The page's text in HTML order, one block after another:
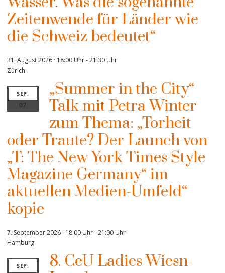
Zeitenwende für Länder wie
die Schweiz bedeutet“
31. August 2026 · 18:00 Uhr-21:30 Uhr
Zürich
SEP.
07
„Summer in the City“
Talk mit Petra Winter
zum Thema: „Torheit
oder Traute? Der Launch von
„T: The New York Times Style
Magazine Germany“ im
aktuellen Medien-Umfeld“
kopie
7. September 2026 · 18:00 Uhr-21:00 Uhr
Hamburg
SEP.
8. CeU Ladies Wiesn-